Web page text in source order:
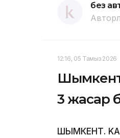
без
12:16, 05 Тамыз 2026
3 жасар
ШЫМКЕНТ.